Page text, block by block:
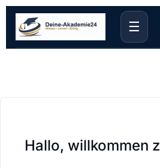
☰
Hallo, willkommen